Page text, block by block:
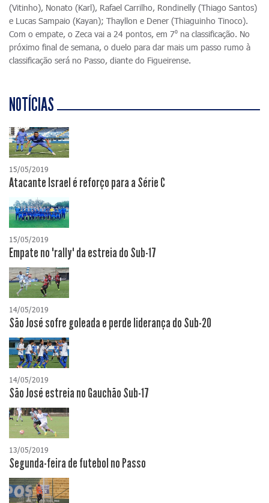
(Vitinho), Nonato (Karl), Rafael Carrilho, Rondinelly (Thiago Santos)
e Lucas Sampaio (Kayan); Thayllon e Dener (Thiaguinho Tinoco).
Com o empate, o Zeca vai a 24 pontos, em 7⁰ na classificação. No
próximo final de semana, o duelo para dar mais um passo rumo à
classificação será no Passo, diante do Figueirense.
NOTÍCIAS
15/05/2019
Atacante Israel é reforço para a Série C
15/05/2019
Empate no "rally" da estreia do Sub-17
14/05/2019
São José sofre goleada e perde liderança do Sub-20
14/05/2019
São José estreia no Gauchão Sub-17
13/05/2019
Segunda-feira de futebol no Passo